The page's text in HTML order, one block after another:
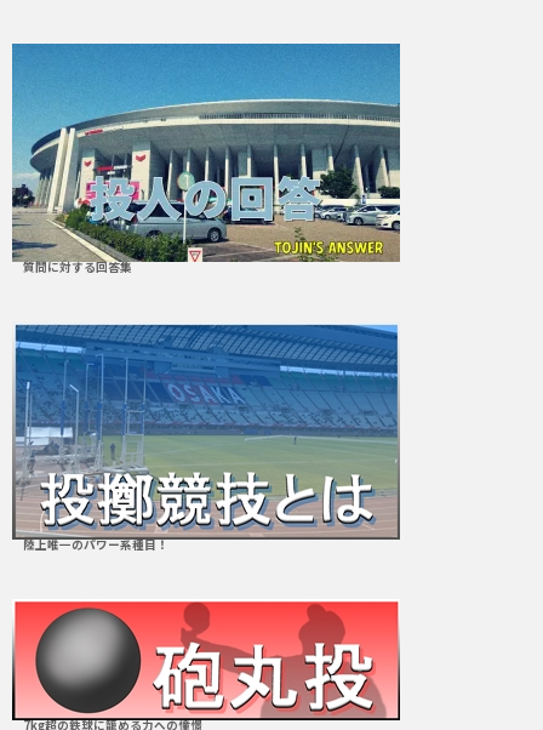
質問に対する回答集
陸上唯一のパワー系種目！
7kg超の鉄球に籠める力への憧憬